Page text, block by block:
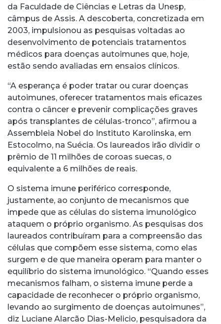
da Faculdade de Ciências e Letras da Unesp,
câmpus de Assis. A descoberta, concretizada em
2003, impulsionou as pesquisas voltadas ao
desenvolvimento de potenciais tratamentos
médicos para doenças autoimunes que, hoje,
estão sendo avaliadas em ensaios clínicos.
“A esperança é poder tratar ou curar doenças
autoimunes, oferecer tratamentos mais eficazes
contra o câncer e prevenir complicações graves
após transplantes de células-tronco”, afirmou a
Assembleia Nobel do Instituto Karolinska, em
Estocolmo, na Suécia. Os laureados irão dividir o
prêmio de 11 milhões de coroas suecas, o
equivalente a 6 milhões de reais.
O sistema imune periférico corresponde,
justamente, ao conjunto de mecanismos que
impede que as células do sistema imunológico
ataquem o próprio organismo. As pesquisas dos
laureados contribuíram para a compreensão das
células que compõem esse sistema, como elas
surgem e de que maneira operam para manter o
equilíbrio do sistema imunológico. “Quando esses
mecanismos falham, o sistema imune perde a
capacidade de reconhecer o próprio organismo,
levando ao surgimento de doenças autoimunes”,
diz Luciane Alarcão Dias-Melicio, pesquisadora da